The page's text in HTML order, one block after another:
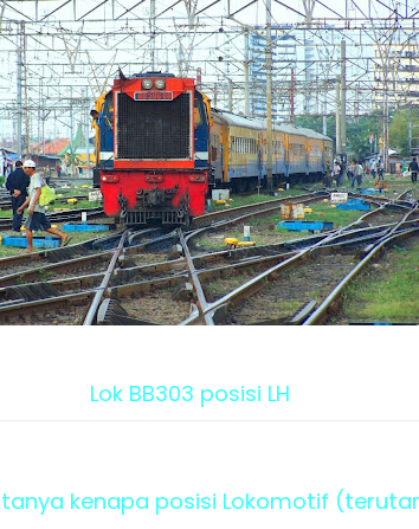
Lok BB303 posisi LH
kenapa posisi Lokomotif